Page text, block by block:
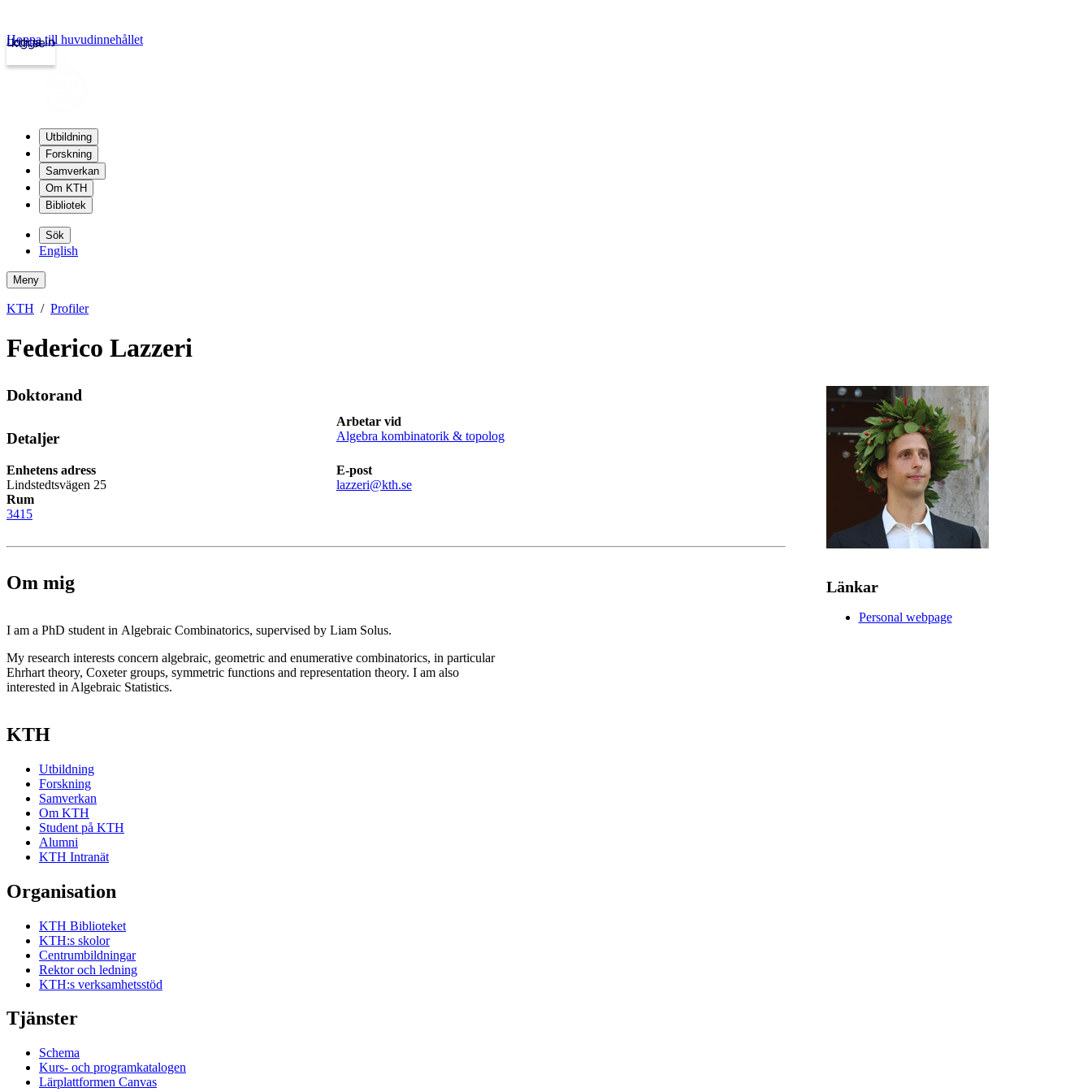
kth.se
Logga in
Hoppa till huvudinnehållet
Utbildning
Forskning
Samverkan
Om KTH
Bibliotek
Sök
English
Meny
KTH Profiler
Federico Lazzeri
Doktorand
Detaljer
Arbetar vid
Algebra kombinatorik & topolog
Enhetens adress
Lindstedtsvägen 25
E-post
lazzeri@kth.se
Rum
3415
Om mig
I am a PhD student in Algebraic Combinatorics, supervised by Liam Solus.
My research interests concern algebraic, geometric and enumerative combinatorics, in particular
Ehrhart theory, Coxeter groups, symmetric functions and representation theory. I am also
interested in Algebraic Statistics.
Länkar
Personal webpage
KTH
Utbildning
Forskning
Samverkan
Om KTH
Student på KTH
Alumni
KTH Intranät
Organisation
KTH Biblioteket
KTH:s skolor
Centrumbildningar
Rektor och ledning
KTH:s verksamhetsstöd
Tjänster
Schema
Kurs- och programkatalogen
Lärplattformen Canvas